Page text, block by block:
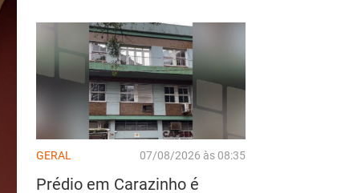
GERAL 07/08/2026 às 08:35
Prédio em Carazinho é